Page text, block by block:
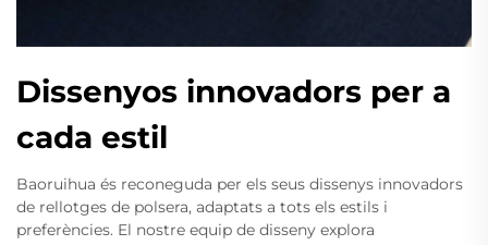
Dissenyos innovadors per a
cada estil
Baoruihua és reconeguda per els seus dissenys innovadors
de rellotges de polsera, adaptats a tots els estils i
preferències. El nostre equip de disseny explora